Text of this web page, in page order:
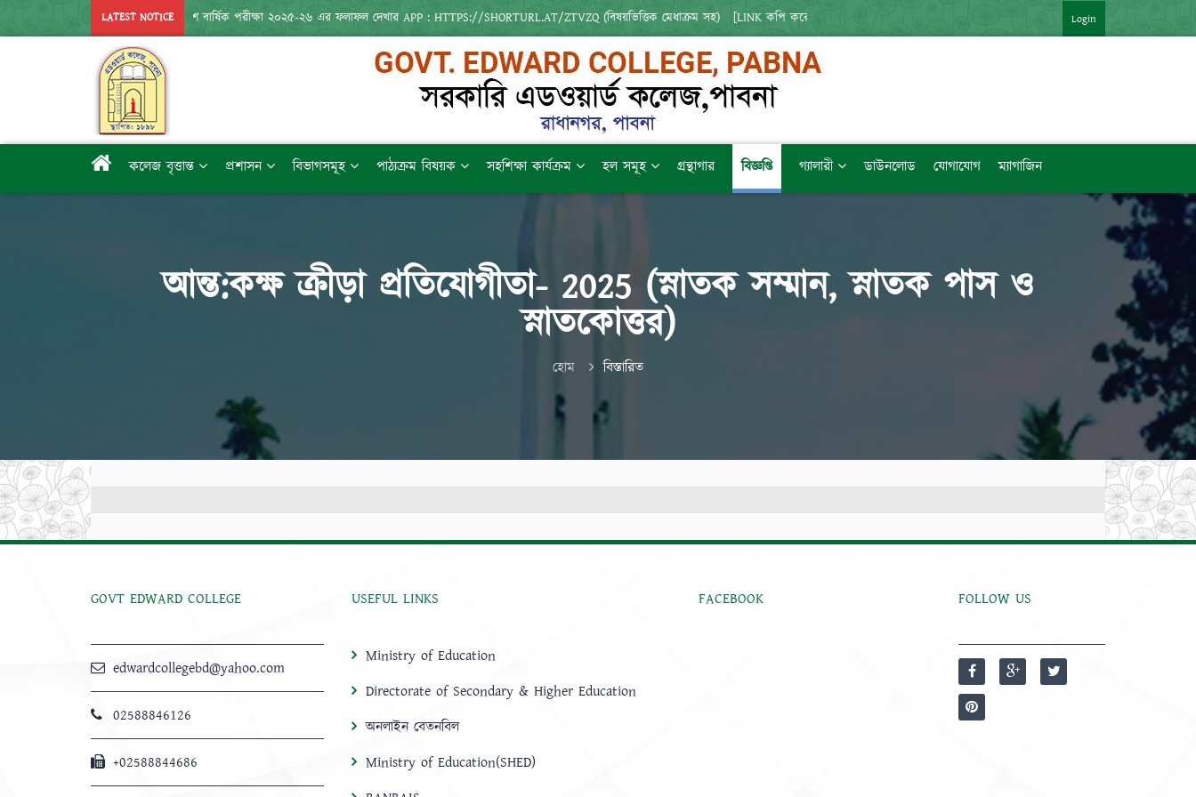
LATEST NOTICE
*** একাদশ বার্ষিক পরীক্ষা ২০২৫-২৬ এর ফলাফল দেখার APP : HTTPS://SHORTURL.AT/ZTVZQ (বিষয়ভিত্তিক মেধাক্রম সহ)   [LINK কপি করে যেকোন BROWSER এ PASTE করতে হবে ] *** *** ২০২৫ সালের
Login
কলেজ বৃত্তান্ত প্রশাসন বিভাগসমূহ পাঠ্যক্রম বিষয়ক সহশিক্ষা কার্যক্রম হল সমূহ গ্রন্থাগার বিজ্ঞপ্তি গ্যালারী ডাউনলোড যোগাযোগ ম্যাগাজিন
আন্ত:কক্ষ ক্রীড়া প্রতিযোগীতা- 2025 (স্নাতক সম্মান, স্নাতক পাস ও
স্নাতকোত্তর)
হোম বিস্তারিত
GOVT EDWARD COLLEGE
edwardcollegebd@yahoo.com
02588846126
+02588844686
USEFUL LINKS
Ministry of Education
Directorate of Secondary & Higher Education
অনলাইন বেতনবিল
Ministry of Education(SHED)
FACEBOOK FOLLOW US